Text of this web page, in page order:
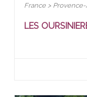
France >
LES